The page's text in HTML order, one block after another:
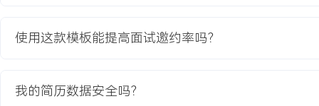
提升场景识别召回率；优化位姿图的后端优化速度，将大规模地图
的全局优化时间缩短XXX%。
并协调测试团队在XXX个典型用户家庭中进行长达XXX周的盲测，
参数XXX个版本。
使用这款模板能提高面试邀约率吗？
我的简历数据安全吗？